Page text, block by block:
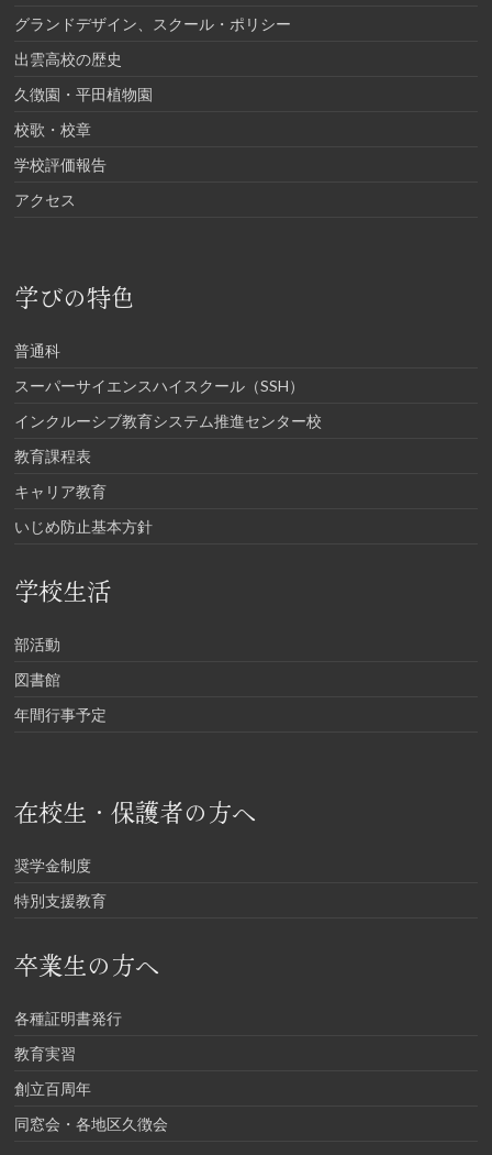
グランドデザイン、スクール・ポリシー
出雲高校の歴史
久徴園・平田植物園
校歌・校章
学校評価報告
アクセス
学びの特色
普通科
スーパーサイエンスハイスクール（SSH）
インクルーシブ教育システム推進センター校
教育課程表
キャリア教育
いじめ防止基本方針
学校生活
部活動
図書館
年間行事予定
在校生・保護者の方へ
奨学金制度
特別支援教育
卒業生の方へ
各種証明書発行
教育実習
創立百周年
同窓会・各地区久徴会